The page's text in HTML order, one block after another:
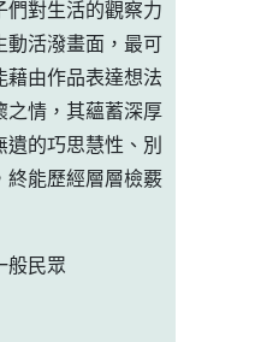
們對生活的觀察力
動活潑畫面，最可
藉由作品表達想法
之情，其蘊蓄深厚
的巧思慧性、別
終能歷經層層檢覈
般民眾